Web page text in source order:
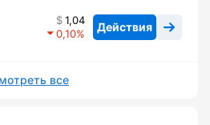
1,04
0,10
Действия
все